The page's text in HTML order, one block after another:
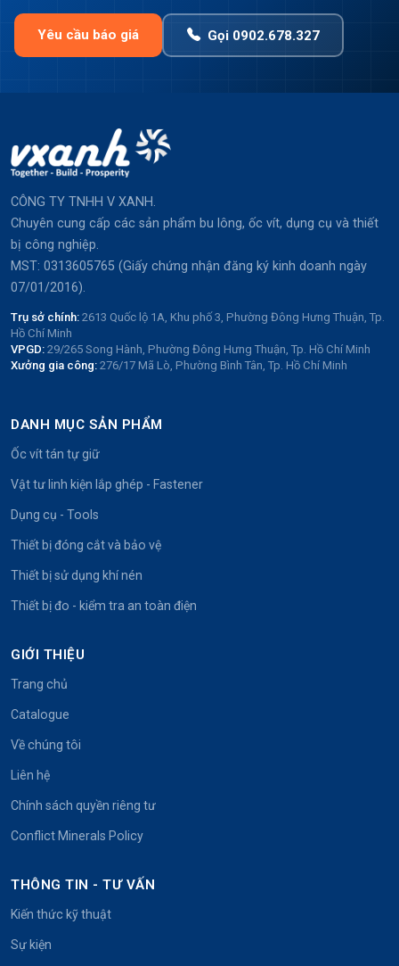
Yêu cầu báo giá Gọi 0902.678.327
CÔNG TY TNHH V XANH.
Chuyên cung cấp các sản phẩm bu lông, ốc vít, dụng cụ và thiết
bị công nghiệp.
MST: 0313605765 (Giấy chứng nhận đăng ký kinh doanh ngày
07/01/2016).
Trụ sở chính: 2613 Quốc lộ 1A, Khu phố 3, Phường Đông Hưng Thuận, Tp.
Hồ Chí Minh
VPGD: 29/265 Song Hành, Phường Đông Hưng Thuận, Tp. Hồ Chí Minh
Xưởng gia công: 276/17 Mã Lò, Phường Bình Tân, Tp. Hồ Chí Minh
DANH MỤC SẢN PHẨM
Ốc vít tán tự giữ
Vật tư linh kiện lắp ghép - Fastener
Dụng cụ - Tools
Thiết bị đóng cắt và bảo vệ
Thiết bị sử dụng khí nén
Thiết bị đo - kiểm tra an toàn điện
GIỚI THIỆU
Trang chủ
Catalogue
Về chúng tôi
Liên hệ
Chính sách quyền riêng tư
Conflict Minerals Policy
THÔNG TIN - TƯ VẤN
Kiến thức kỹ thuật
Sự kiện